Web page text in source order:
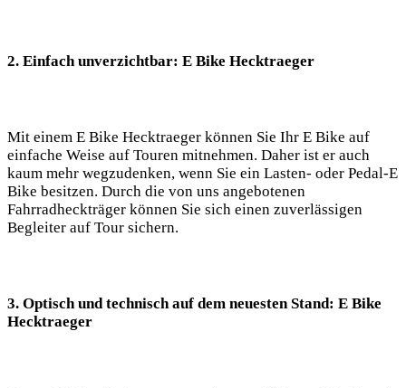
2. Einfach unverzichtbar: E Bike Hecktraeger
Mit einem E Bike Hecktraeger können Sie Ihr E Bike auf
einfache Weise auf Touren mitnehmen. Daher ist er auch
kaum mehr wegzudenken, wenn Sie ein Lasten- oder Pedal-E
Bike besitzen. Durch die von uns angebotenen
Fahrradheckträger können Sie sich einen zuverlässigen
Begleiter auf Tour sichern.
3. Optisch und technisch auf dem neuesten Stand: E Bike
Hecktraeger